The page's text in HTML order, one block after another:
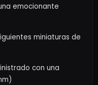
emocionante
miniaturas de
con una